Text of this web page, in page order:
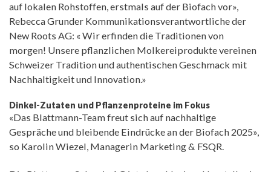
auf lokalen Rohstoffen, erstmals auf der Biofach vor»,
Rebecca Grunder Kommunikationsverantwortliche der
New Roots AG: « Wir erfinden die Traditionen von
morgen! Unsere pflanzlichen Molkereiprodukte vereinen
Schweizer Tradition und authentischen Geschmack mit
Nachhaltigkeit und Innovation.»
Dinkel-Zutaten und Pflanzenproteine im Fokus
«Das Blattmann-Team freut sich auf nachhaltige
Gespräche und bleibende Eindrücke an der Biofach 2025»,
so Karolin Wiezel, Managerin Marketing & FSQR.